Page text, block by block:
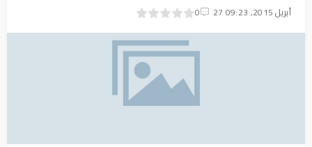
27 أبريل 2015, 09:23 0 0
1
2
3
4
5